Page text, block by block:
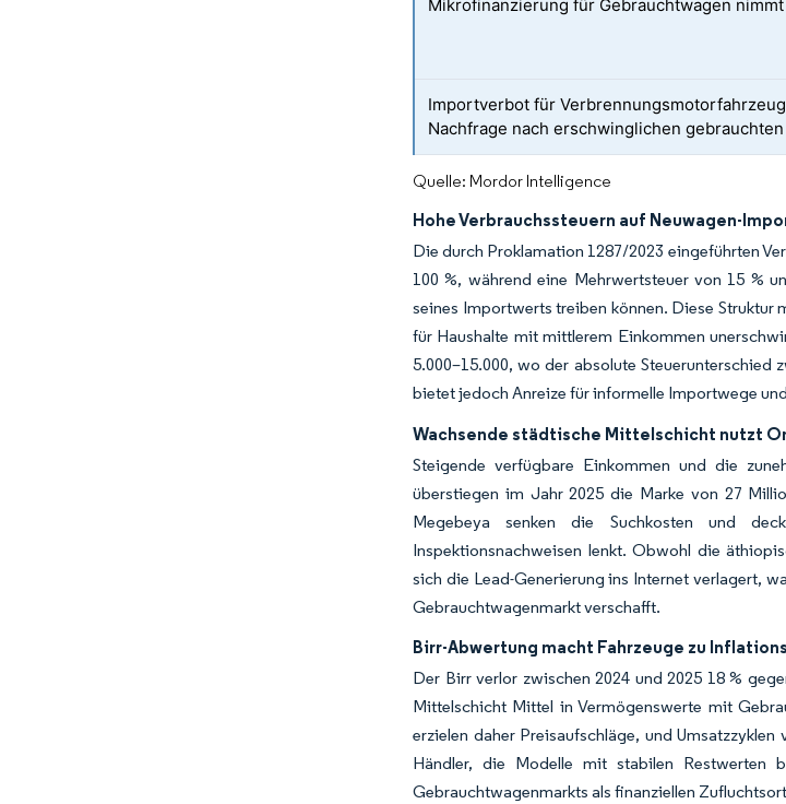
Mikrofinanzierung für Gebrauchtwagen nimmt
Importverbot für
Nachfrage nach erschwinglichen
Quelle: Mordor Intelligence
Hohe Verbrauchssteuern auf Neuwagen-
Die durch Proklamation 1287/2023 eingeführten
100 %, während eine Mehrwertsteuer von 15 %
seines Importwerts treiben können. Diese
für Haushalte mit mittlerem Einkommen
5.000–15.000, wo der absolute
bietet jedoch Anreize für informelle Importwege
Wachsende städtische Mittelschicht nutzt
Steigende verfügbare Einkommen und die
überstiegen im Jahr 2025 die Marke von 27
Megebeya senken die Suchkosten und
Inspektionsnachweisen lenkt. Obwohl die
sich die Lead-Generierung ins Internet verlagert,
Gebrauchtwagenmarkt verschafft.
Birr-Abwertung macht Fahrzeuge zu
Der Birr verlor zwischen 2024 und 2025 18 %
Mittelschicht Mittel in Vermögenswerte mit
erzielen daher Preisaufschläge, und
Händler, die Modelle mit stabilen Restwerten
Gebrauchtwagenmarkts als finanziellen